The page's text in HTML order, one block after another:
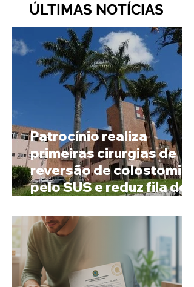
ÚLTIMAS NOTÍCIAS
Patrocínio realiza
primeiras cirurgias de
reversão de colostomia
pelo SUS e reduz fila de